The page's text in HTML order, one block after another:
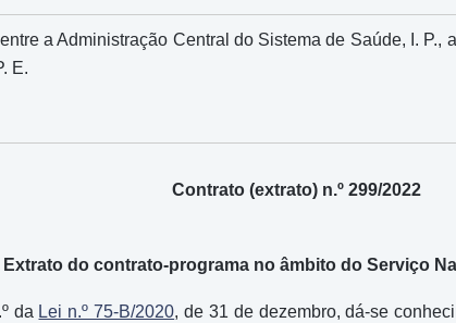
a Administração Central do Sistema de Saúde, I. P.,
E.
Contrato (extrato) n.º 299/2022
Extrato do contrato-programa no âmbito do Serviço
da Lei n.º 75-B/2020, de 31 de dezembro, dá-se